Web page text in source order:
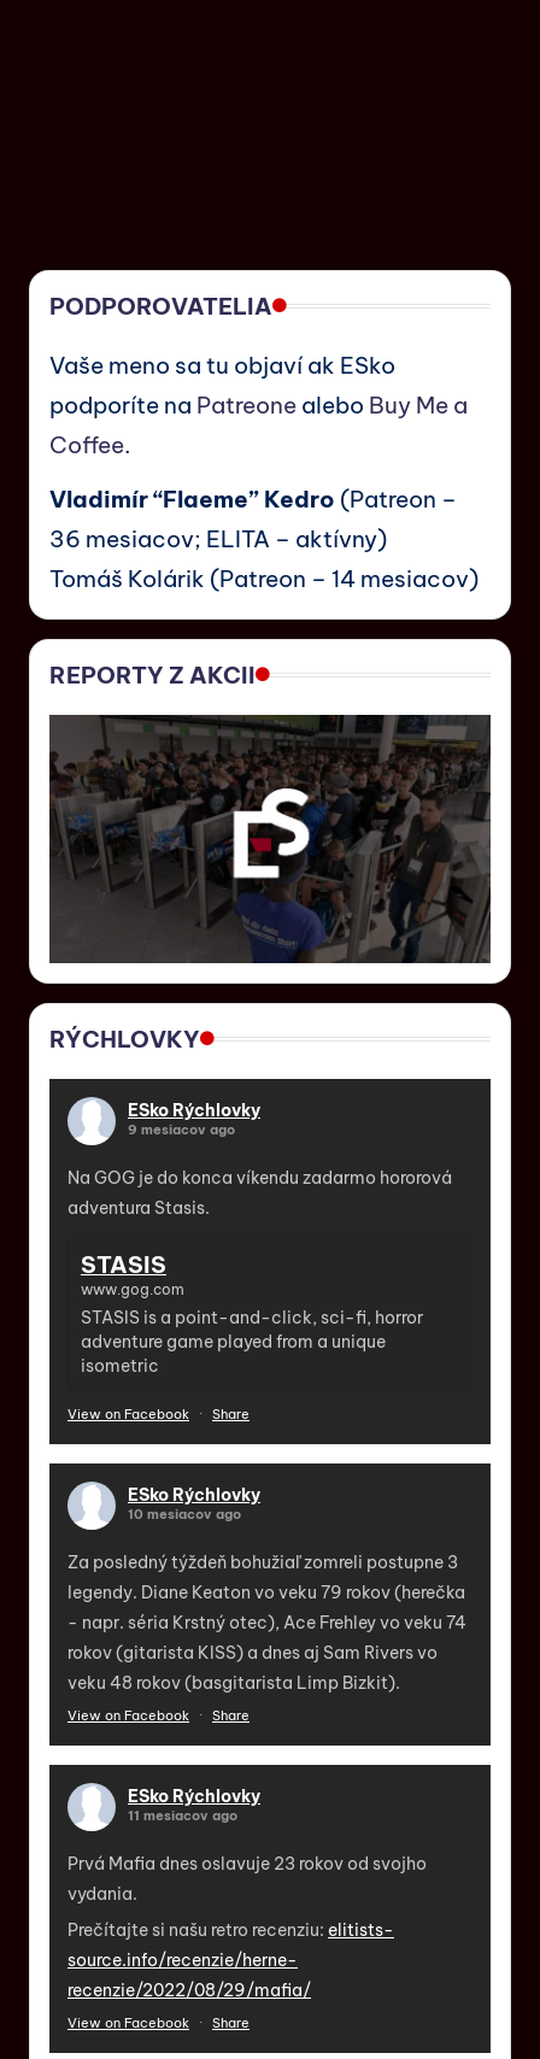
PODPOROVATELIA
Vaše meno sa tu objaví ak ESko
podporíte na Patreone alebo Buy Me a
Coffee.
Vladimír “Flaeme” Kedro (Patreon –
36 mesiacov; ELITA – aktívny)
Tomáš Kolárik (Patreon – 14 mesiacov)
REPORTY Z AKCII
RÝCHLOVKY
ESko Rýchlovky
9 mesiacov ago
Na GOG je do konca víkendu zadarmo hororová
adventura Stasis.
STASIS
www.gog.com
STASIS is a point-and-click, sci-fi, horror
adventure game played from a unique
isometric
View on Facebook · Share
ESko Rýchlovky
10 mesiacov ago
Za posledný týždeň bohužiaľ zomreli postupne 3
legendy. Diane Keaton vo veku 79 rokov (herečka
- napr. séria Krstný otec), Ace Frehley vo veku 74
rokov (gitarista KISS) a dnes aj Sam Rivers vo
veku 48 rokov (basgitarista Limp Bizkit).
View on Facebook · Share
ESko Rýchlovky
11 mesiacov ago
Prvá Mafia dnes oslavuje 23 rokov od svojho
vydania.
Prečítajte si našu retro recenziu: elitists-
source.info/recenzie/herne-
recenzie/2022/08/29/mafia/
View on Facebook · Share